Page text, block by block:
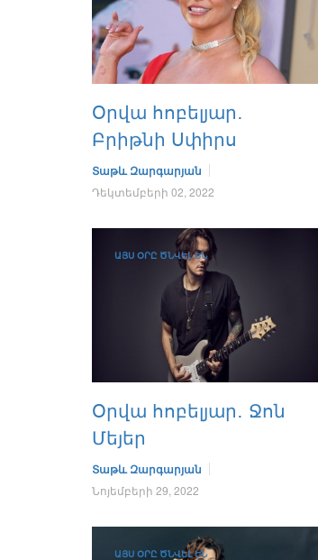
Օրվա հոբելյար․
Բրիթնի Սփիրս
Տաթև Զարգարյան
Դեկտեմբերի 02, 2022
ԱՅՍ ՕՐԸ ԾՆՎԵԼ ԵՆ
Օրվա հոբելյար․ Ջոն
Մեյեր
Տաթև Զարգարյան
Նոյեմբերի 29, 2022
ԱՅՍ ՕՐԸ ԾՆՎԵԼ ԵՆ